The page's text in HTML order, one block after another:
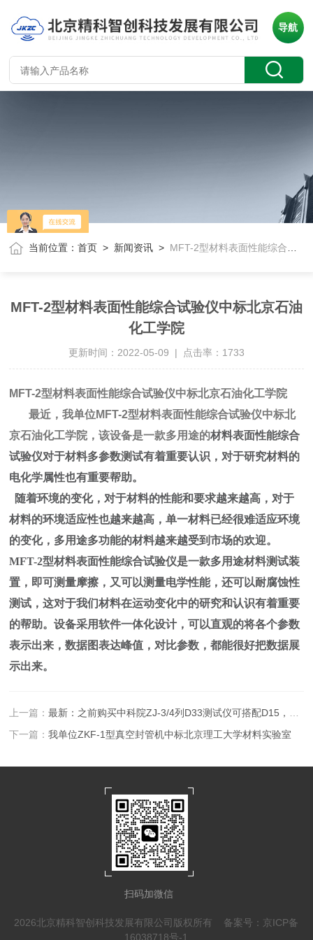
导航
当前位置：首页 > 新闻资讯 > MFT-2型材料表面性能综合试验仪中标北京石油化工学院
MFT-2型材料表面性能综合试验仪中标北京石油
化工学院
更新时间：2022-05-09 | 点击率：1733
MFT-2型材料表面性能综合试验仪中标北京石油化工学院
最近，我单位MFT-2型材料表面性能综合试验仪中标北
京石油化工学院，该设备是一款多用途的材料表面性能综合
试验仪对于材料多参数测试有着重要认识，对于研究材料的
电化学属性也有重要帮助。
随着环境的变化，对于材料的性能和要求越来越高，对于
材料的环境适应性也越来越高，单一材料已经很难适应环境
的变化，多用途多功能的材料越来越受到市场的欢迎。
MFT-2型材料表面性能综合试验仪是一款多用途材料测试装
置，即可测量摩擦，又可以测量电学性能，还可以耐腐蚀性
测试，这对于我们材料在运动变化中的研究和认识有着重要
的帮助。设备采用软件一体化设计，可以直观的将各个参数
表示出来，数据图表达峰值，对比参数，都能很好把数据展
示出来。
上一篇：最新：之前购买中科院ZJ-3/4列D33测试仪可搭配D15，d31夹具
下一篇：我单位ZKF-1型真空封管机中标北京理工大学材料实验室
扫码加微信
2026北京精科智创科技发展有限公司版权所有 备案号：京ICP备
16038718号-1